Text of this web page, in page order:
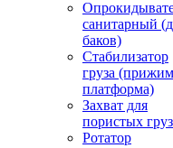
санитарный
баков)
Стабилизатор
груза
платформа)
Захват для
пористых
Ротатор